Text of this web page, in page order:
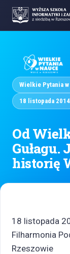
Wielkie Pytania
18 listopada 2014
Od
historię
18 listopada
Filharmonia
Rzeszowie